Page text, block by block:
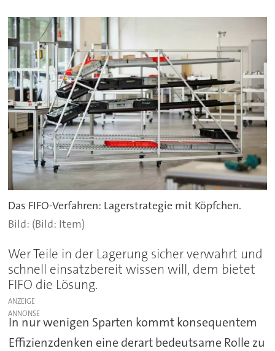
Das FIFO-Verfahren: Lagerstrategie mit Köpfchen.
(Bild: Item)
Wer Teile in der Lagerung sicher verwahrt und
schnell einsatzbereit wissen will, dem bietet
FIFO die Lösung.
ANZEIGE
In nur wenigen Sparten kommt konsequentem
Effizienzdenken eine derart bedeutsame Rolle zu